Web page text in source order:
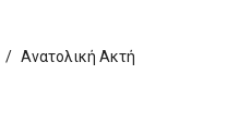
Ανατολική Ακτή